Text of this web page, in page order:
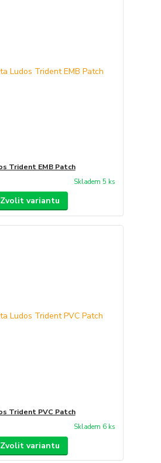
Trident EMB Patch
Skladem 5 ks
Zvolit variantu
Trident PVC Patch
Skladem 6 ks
Zvolit variantu